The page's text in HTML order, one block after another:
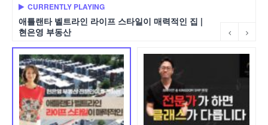
CURRENTLY PLAYING
애틀랜타 벨트라인 라이프 스타일이 매력적인 집 |
현은영 부동산